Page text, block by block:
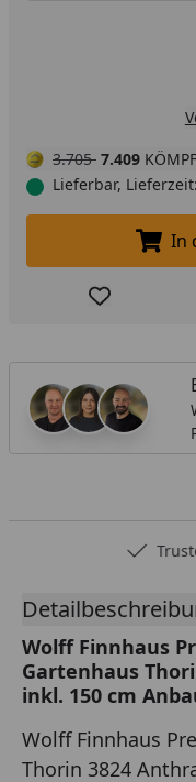
3.705 7.409
Lieferbar,
In
Produkt
Wolff Finnhaus
Gartenhaus
inkl. 150 cm
Wolff Finnhaus
Thorin 3824